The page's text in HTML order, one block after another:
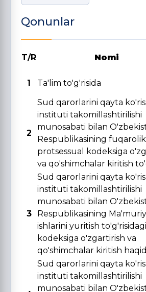
Qonunlar
T/R Nomi
1
Ta'lim to'g'risida
2
Sud qarorlarini qayta
instituti takomillashtirilishi
munosabati bilan
Respublikasining fuqarolik
protsessual kodeksiga
va qo'shimchalar kiritish
3
Sud qarorlarini qayta
instituti takomillashtirilishi
munosabati bilan
Respublikasining
ishlarini yuritish to'g'risidagi
kodeksiga o'zgartirish va
qo'shimchalar kiritish
Sud qarorlarini qayta
instituti takomillashtirilishi
munosabati bilan